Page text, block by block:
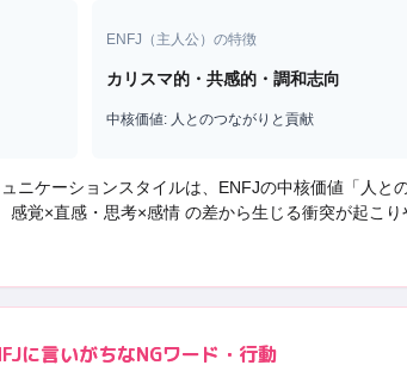
ENFJ （ 主人公 ）の特徴
カリスマ的・共感的・調和志向
中核価値: 人とのつながりと貢献
ニケーションスタイルは、 ENFJの中核価値「 人と
感覚×直感・思考×感情 の差から生じる衝突が起こり
に言いがちなNGワード・行動